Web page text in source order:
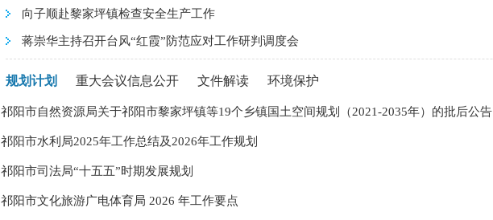
向子顺赴黎家坪镇检查安全生产工作
蒋崇华主持召开台风“红霞”防范应对工作研判调度会
规划计划 重大会议信息公开 文件解读 环境保护
祁阳市自然资源局关于祁阳市黎家坪镇等19个乡镇国土空间规划（2021-2035年）的批后公告
祁阳市水利局2025年工作总结及2026年工作规划
祁阳市司法局“十五五”时期发展规划
祁阳市文化旅游广电体育局 2026 年工作要点